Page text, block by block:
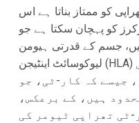
کو ممتاز بناتا ہے اس
کو پہچان سکتا ہے جو
جسم کے قدرتی ہیومن
لیوکوسائٹ اینٹیجن (HLA) راستے کے استعمال کی
جیسے کہ کار-ٹی، جو
ہیں، کے برعکس،
ٹی تھراپی ٹیومر کی